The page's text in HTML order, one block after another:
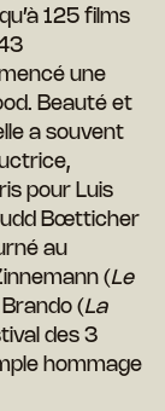
125 films
une
Beauté et
a souvent
pour Luis
Bœtticher
au
(Le
(La
des 3
hommage